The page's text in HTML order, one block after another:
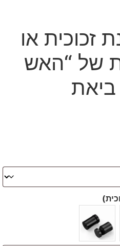
זכוכית או
של “האש